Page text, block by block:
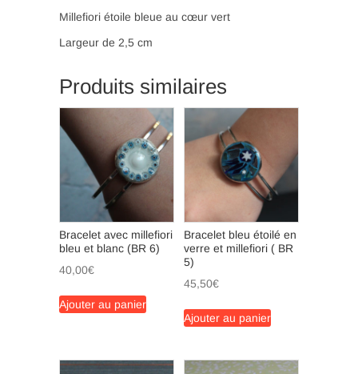
12)
Millefiori étoile bleue au cœur vert
Largeur de 2,5 cm
Produits similaires
Bracelet avec millefiori
bleu et blanc (BR 6)
40,00€
Ajouter au panier
Bracelet bleu étoilé en
verre et millefiori ( BR
5)
45,50€
Ajouter au panier